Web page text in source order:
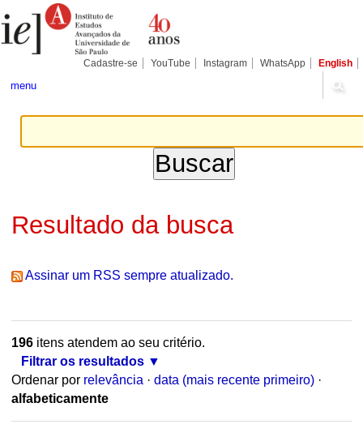
para
conteúdo.
Pessoais
Cadastre-se YouTube Instagram WhatsApp English
menu
Resultado da busca
Assinar um RSS sempre atualizado.
196itens atendem ao seu critério.
Filtrar os resultados
Ordenar por relevância · data (mais recente primeiro) ·
alfabeticamente